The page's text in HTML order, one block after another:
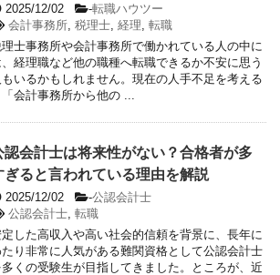
2025/12/02 -転職ハウツー
会計事務所 税理士 経理 転職
士事務所や会計事務所で働かれている人の中に
、経理職など他の職種へ転職できるか不安に思う
もいるかもしれません。現在の人手不足を考える
「会計事務所から他の ...
認会計士は将来性がない？合格者が多
ぎると言われている理由を解説
2025/12/02 -公認会計士
公認会計士 転職
した高収入や高い社会的信頼を背景に、長年に
たり非常に人気がある難関資格として公認会計士
多くの受験生が目指してきました。ところが、近